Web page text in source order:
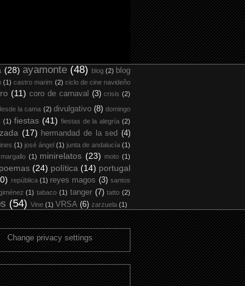
(28) ayamonte (48) blog (2) blog
(1) castro marim (2) ciclo de cine navideño
(11) coro de carnaval (3) crisis (2)
la cama (2) divulgativo (8) domingo
(1) fiestas (41) fiestas de la alegría (2)
(17) hermandad de la sed (4)
(1) josé ángel (1) junta de andalucía (1)
margallo (1) minirelatos (23) moto (1)
poemas (24) política (14) portugal
república (1) reyes magos (3) santos
(1) tabaco (1) tanger (7) tatto (2)
(54) Vine (1) VRSA (6) zarzuela (1)
Change privacy settings